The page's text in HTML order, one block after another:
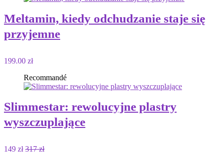
Meltamin, kiedy odchudzanie staje się
przyjemne
199.00 zł
Recommandé
Slimmestar: rewolucyjne plastry
wyszczuplające
149 zł 317 zł